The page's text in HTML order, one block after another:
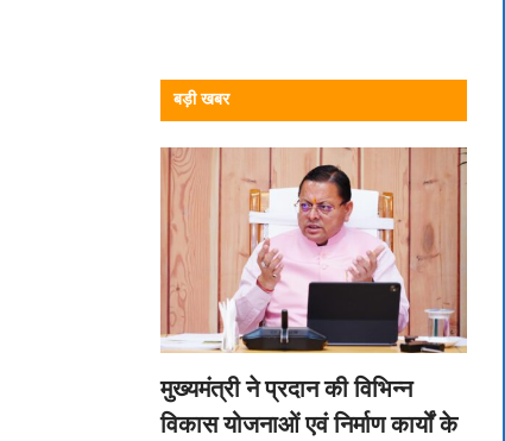
बड़ी खबर
मुख्यमंत्री ने प्रदान की विभिन्न
विकास योजनाओं एवं निर्माण कार्यों के